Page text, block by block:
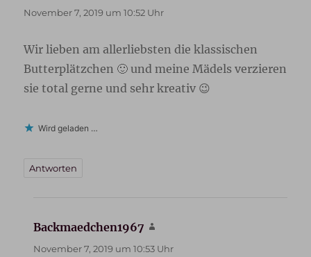
November 7, 2019 um 10:52 Uhr
Wir lieben am allerliebsten die klassischen
Butterplätzchen 🙂 und meine Mädels verzieren
sie total gerne und sehr kreativ 😉
Wird geladen …
Antworten
Backmaedchen1967
November 7, 2019 um 10:53 Uhr